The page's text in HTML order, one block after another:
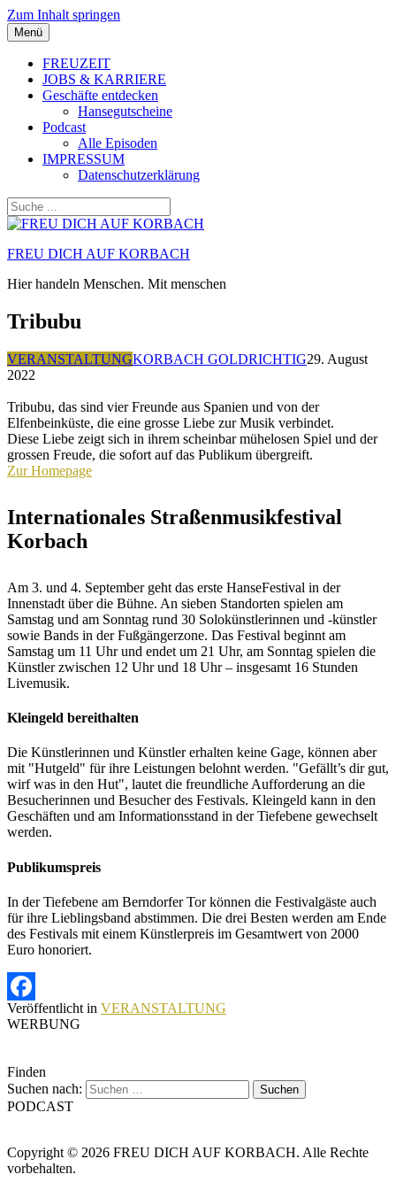
Zum Inhalt springen
Menü
FREUZEIT
JOBS & KARRIERE
Geschäfte entdecken
Hansegutscheine
Podcast
Alle Episoden
IMPRESSUM
Datenschutzerklärung
FREU DICH AUF KORBACH
Hier handeln Menschen. Mit menschen
Tribubu
VERANSTALTUNGKORBACH GOLDRICHTIG29. August
2022
Tribubu, das sind vier Freunde aus Spanien und von der
Elfenbeinküste, die eine grosse Liebe zur Musik verbindet.
Diese Liebe zeigt sich in ihrem scheinbar mühelosen Spiel und der
grossen Freude, die sofort auf das Publikum übergreift.
Zur Homepage
Internationales Straßen­musik­festival
Korbach
Am 3. und 4. September geht das erste HanseFestival in der
Innenstadt über die Bühne. An sieben Standorten spielen am
Samstag und am Sonntag rund 30 Solokünstlerinnen und -künstler
sowie Bands in der Fußgängerzone. Das Festival beginnt am
Samstag um 11 Uhr und endet um 21 Uhr, am Sonntag spielen die
Künstler zwischen 12 Uhr und 18 Uhr – insgesamt 16 Stunden
Livemusik.
Kleingeld bereithalten
Die Künstlerinnen und Künstler erhalten keine Gage, können aber
mit "Hutgeld" für ihre Leistungen belohnt werden. "Gefällt’s dir gut,
wirf was in den Hut", lautet die freundliche Aufforderung an die
Besucherinnen und Besucher des Festivals. Kleingeld kann in den
Geschäften und am Informationsstand in der Tiefebene gewechselt
werden.
Publikumspreis
In der Tiefebene am Berndorfer Tor können die Festivalgäste auch
für ihre Lieblingsband abstimmen. Die drei Besten werden am Ende
des Festivals mit einem Künstlerpreis im Gesamtwert von 2000
Euro honoriert.
Facebook
Veröffentlicht in VERANSTALTUNG
WERBUNG
Finden
Suchen nach:
PODCAST
Copyright © 2026 FREU DICH AUF KORBACH. Alle Rechte
vorbehalten.